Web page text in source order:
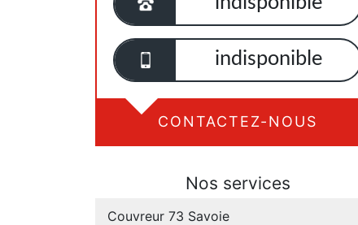
indisponible
CONTACTEZ-NOUS
Nos services
Couvreur 73 Savoie